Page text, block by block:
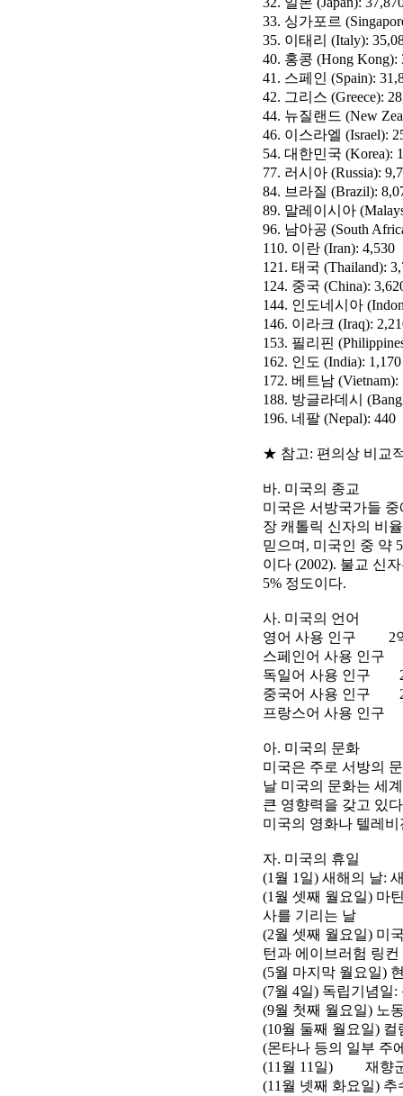
33. 싱가포르
35. 이태리 (Italy):
40. 홍콩 (Hong Kong):
41. 스페인 (Spain):
42. 그리스 (Greece):
44. 뉴질랜드 (New
46. 이스라엘 (Israel):
54. 대한민국 (Korea):
77. 러시아 (Russia):
84. 브라질 (Brazil):
89. 말레이시아
96. 남아공 (South
110. 이란 (Iran): 4,530
121. 태국 (Thailand):
124. 중국 (China):
144. 인도네시아
146. 이라크 (Iraq):
153. 필리핀
162. 인도 (India): 1,170
172. 베트남 (Vietnam):
188. 방글라데시
196. 네팔 (Nepal): 440
★ 참고: 편의상 비교
바. 미국의 종교
미국은 서방국가들
장 캐톨릭 신자의 비
믿으며, 미국인 중 약
이다 (2002). 불교 신
5% 정도이다.
사. 미국의 언어
영어 사용 인구 2
스페인어 사용 인
독일어 사용 인구
중국어 사용 인구 2
프랑스어 사용 인
아. 미국의 문화
미국은 주로 서방의
날 미국의 문화는 세
큰 영향력을 갖고 있
미국의 영화나 텔레
자. 미국의 휴일
(1월 1일) 새해의 날:
(1월 셋째 월요일) 마
사를 기리는 날
(2월 셋째 월요일) 미
턴과 에이브러험 링
(5월 마지막 월요일)
(7월 4일) 독립기념일
(9월 첫째 월요일) 노
(10월 둘째 월요일)
(몬타나 등의 일부 주
(11월 11일) 재향군
(11월 넷째 화요일)